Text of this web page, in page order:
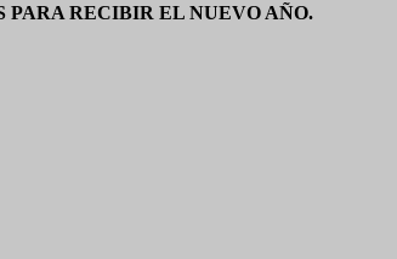
PARA RECIBIR EL NUEVO AÑO.